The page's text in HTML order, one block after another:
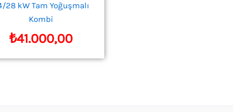
28 kW Tam Yoğuşmalı
Kombi
₺41.000,00